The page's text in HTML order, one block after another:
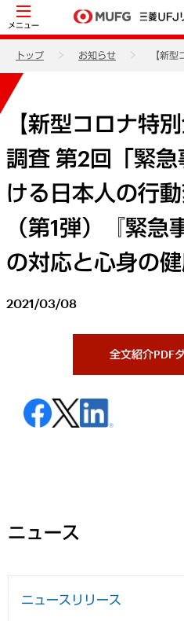
メニュー
トップ お知らせ 【新
【新型コロナ特
調査 第2回「緊
ける日本人の行
（第1弾）『緊
の対応と心身の
2021/03/08
全文紹介PDF
ニュース
ニュースリリース